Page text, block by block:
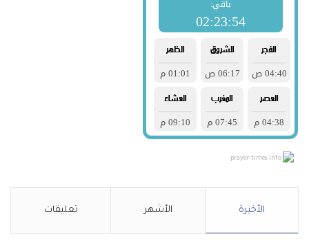
prayer-times.info
الأخيرة الأشهر تعليقات